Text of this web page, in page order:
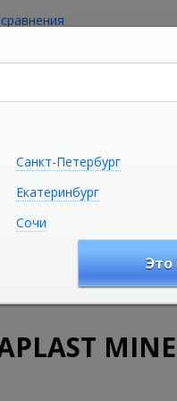
Сантехника
Дренажные
Санкт-Петербург
Екатеринбург
Сочи
Это